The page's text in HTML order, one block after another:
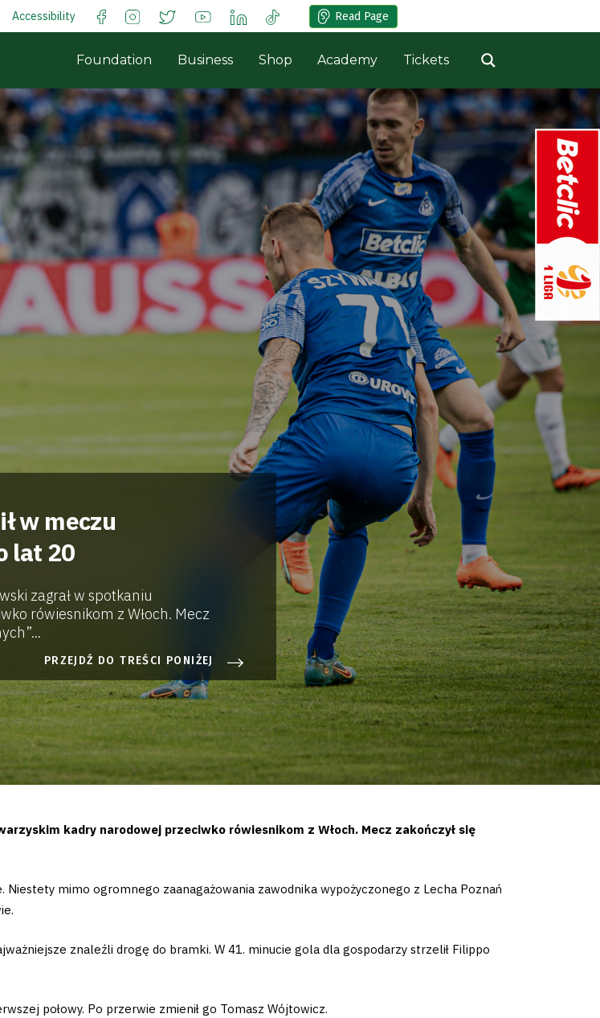
Accessibility Read Page
Foundation Business Shop Academy Tickets
w meczu
lat 20
zagrał w spotkaniu
rówiesnikom z Włoch. Mecz
PRZEJDŹ DO TREŚCI PONIŻEJ
kadry narodowej przeciwko rówiesnikom z Włoch. Mecz zakończył się
mimo ogromnego zaanagażowania zawodnika wypożyczonego z Lecha Poznań
znaleźli drogę do bramki. W 41. minucie gola dla gospodarzy strzelił Filippo
połowy. Po przerwie zmienił go Tomasz Wójtowicz.